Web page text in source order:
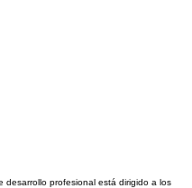
desarrollo profesional está dirigido a los